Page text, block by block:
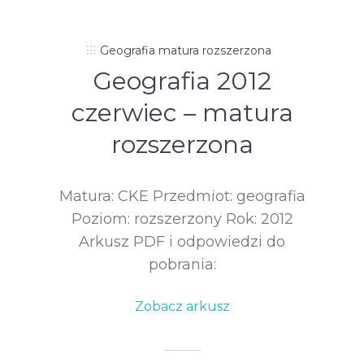
Geografia matura rozszerzona
Geografia 2012
czerwiec – matura
rozszerzona
Matura: CKE Przedmiot: geografia
Poziom: rozszerzony Rok: 2012
Arkusz PDF i odpowiedzi do
pobrania:
Zobacz arkusz